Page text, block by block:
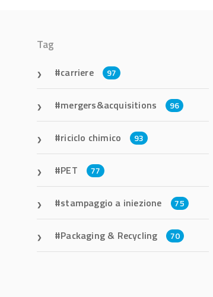
Tag
carriere 97
mergers&acquisitions 96
riciclo chimico 93
PET 77
stampaggio a iniezione 75
Packaging & Recycling 70